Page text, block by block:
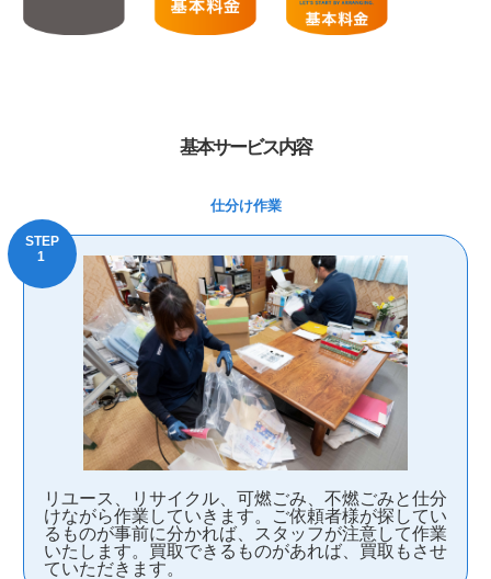
基本サービス内容
仕分け作業
リユース、リサイクル、可燃ごみ、不燃ごみと仕分
けながら作業していきます。ご依頼者様が探してい
るものが事前に分かれば、スタッフが注意して作業
いたします。買取できるものがあれば、買取もさせ
ていただきます。